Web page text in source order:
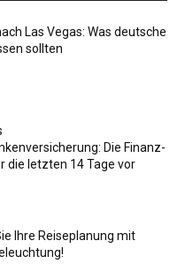
Las Vegas: Was deutsche
sollten
Die Finanz-
die letzten 14 Tage vor
Ihre Reiseplanung mit